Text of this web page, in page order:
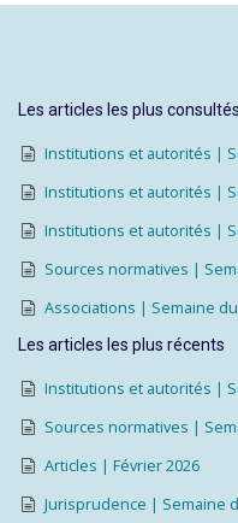
Les articles les plus consultés
Institutions et autorités |
Institutions et autorités |
Institutions et autorités |
Sources normatives |
Associations | Semaine
Les articles les plus récents
Institutions et autorités |
Sources normatives |
Articles | Février 2026
Jurisprudence | Semaine